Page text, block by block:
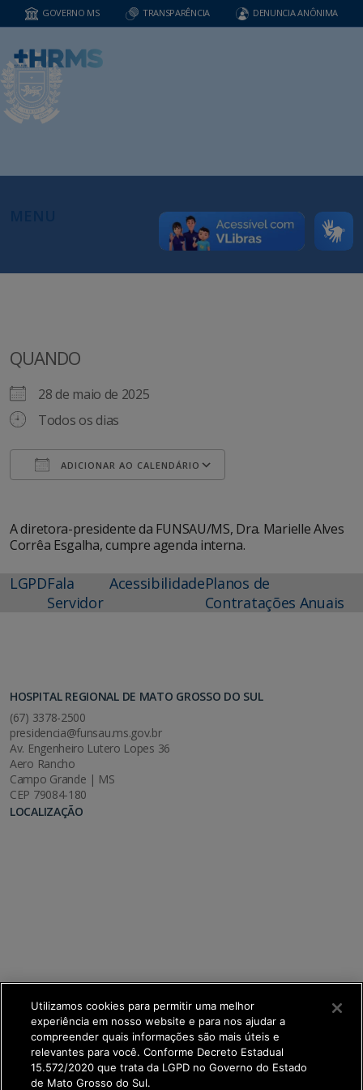
GOVERNO MS TRANSPARÊNCIA DENUNCIA ANÔNIMA
QUANDO
28 de maio de 2025
Todos os dias
ADICIONAR AO CALENDÁRIO
A diretora-presidente da FUNSAU/MS, Dra. Marielle Alves
Corrêa Esgalha, cumpre agenda interna.
LGPDFala
Servidor
AcessibilidadePlanos de
Contratações Anuais
HOSPITAL REGIONAL DE MATO GROSSO DO SUL
(67) 3378-2500
presidencia@funsau.ms.gov.br
Av. Engenheiro Lutero Lopes 36
Aero Rancho
Campo Grande | MS
CEP 79084-180
LOCALIZAÇÃO
Utilizamos cookies para permitir uma melhor
experiência em nosso website e para nos ajudar a
compreender quais informações são mais úteis e
relevantes para você. Conforme Decreto Estadual
15.572/2020 que trata da LGPD no Governo do Estado
de Mato Grosso do Sul.